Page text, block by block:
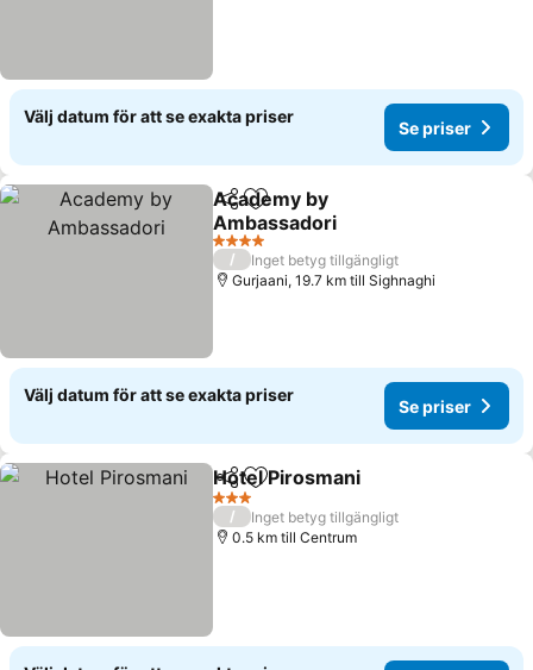
Välj datum för att se exakta priser
Se priser
Dela Lägg till i Mina Favoriter
Academy by
Ambassadori
Se priser
4 Stjärnor
/
Inget betyg tillgängligt
Gurjaani, 19.7 km till Sighnaghi
Välj datum för att se exakta priser
Se priser
Dela Lägg till i Mina Favoriter
Hotel Pirosmani
3 Stjärnor
/
Inget betyg tillgängligt
0.5 km till Centrum